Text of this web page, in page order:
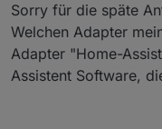
damit
Sorry für die späte
Welchen Adapter
Adapter "Home-
Assistent Software,